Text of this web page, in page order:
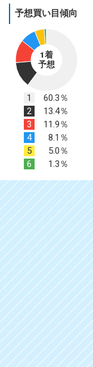
予想買い目傾向
1着
予想
1
60.3％
2
13.4％
3
11.9％
4
8.1％
5
5.0％
6
1.3％